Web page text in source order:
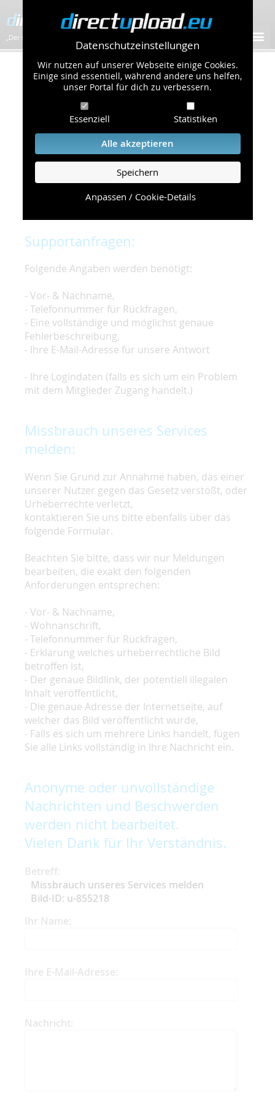
Datenschutzeinstellungen
Wir nutzen auf unserer Webseite einige Cookies.
Einige sind essentiell, während andere uns helfen,
unser Portal für dich zu verbessern.
Essenziell Statistiken
Alle akzeptieren
Speichern
Anpassen / Cookie-Details
„Der schnellste Bilder-Hoster im Web!”
Kontakt & Support
Um eine schnelle und unkomplizierte
Bearbeitung Ihres Problems zu gewährleisten,
bitten wir Sie,
folgende Punkte zu beachten und einzuhalten.
Die schnellste Hilfe finden Sie auf unserer
Seite, die die häufig gestellten Fragen
Supportanfragen:
Folgende Angaben werden benötigt:
- Vor- & Nachname,
- Telefonnummer für Rückfragen,
- Eine vollständige und möglichst genaue
Fehlerbeschreibung,
- Ihre E-Mail-Adresse für unsere Antwort
- Ihre Logindaten (falls es sich um ein Problem
mit dem Mitglieder Zugang handelt.)
Missbrauch unseres Services
melden:
Wenn Sie Grund zur Annahme haben, das einer
unserer Nutzer gegen das Gesetz verstößt, oder
Urheberrechte verletzt,
kontaktieren Sie uns bitte ebenfalls über das
folgende Formular.
Beachten Sie bitte, dass wir nur Meldungen
bearbeiten, die exakt den folgenden
Anforderungen entsprechen:
- Vor- & Nachname,
- Wohnanschrift,
- Telefonnummer für Rückfragen,
- Erklärung welches urheberrechtliche Bild
betroffen ist,
- Der genaue Bildlink, der potentiell illegalen
Inhalt veröffentlicht,
- Die genaue Adresse der Internetseite, auf
welcher das Bild veröffentlicht wurde,
- Falls es sich um mehrere Links handelt, fügen
Sie alle Links vollständig in Ihre Nachricht ein.
Anonyme oder unvollständige
Nachrichten und Beschwerden
werden nicht bearbeitet.
Vielen Dank für Ihr Verständnis.
Betreff:
Missbrauch unseres Services melden
Bild-ID: u-855218
Ihr Name:
Ihre E-Mail-Adresse:
Nachricht: